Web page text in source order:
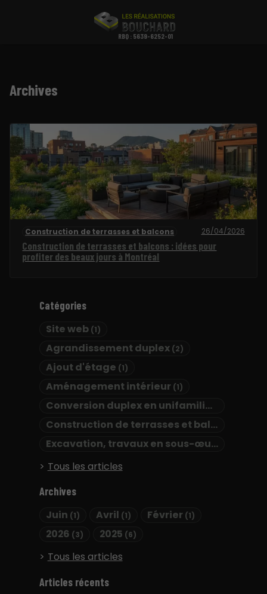
RBQ : 5639-6252-01
Catégories
Site web (1)
Agrandissement duplex (2)
Ajout d'étage (1)
Aménagement intérieur (1)
Conversion duplex en unifamilial
Construction de terrasses et balcons
Excavation, travaux en sous-œuvre, drains français, membrane d'étanchéité et coffrage isolant
Tous les articles
Archives
Juin (1) Avril (1) Février (1)
2026 (3) 2025 (6)
Tous les articles
Articles récents
Archives
Construction de terrasses et balcons 26/04/2026
Construction de terrasses et balcons : idées pour
profiter des beaux jours à Montréal